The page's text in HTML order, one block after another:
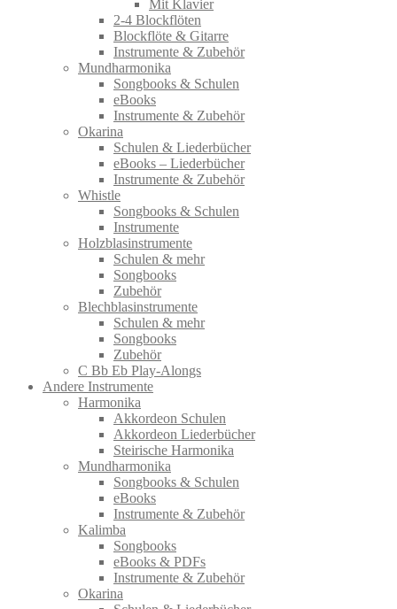
Mit Klavier
2-4 Blockflöten
Blockflöte & Gitarre
Instrumente & Zubehör
Mundharmonika
Songbooks & Schulen
eBooks
Instrumente & Zubehör
Okarina
Schulen & Liederbücher
eBooks – Liederbücher
Instrumente & Zubehör
Whistle
Songbooks & Schulen
Instrumente
Holzblasinstrumente
Schulen & mehr
Songbooks
Zubehör
Blechblasinstrumente
Schulen & mehr
Songbooks
Zubehör
C Bb Eb Play-Alongs
Andere Instrumente
Harmonika
Akkordeon Schulen
Akkordeon Liederbücher
Steirische Harmonika
Mundharmonika
Songbooks & Schulen
eBooks
Instrumente & Zubehör
Kalimba
Songbooks
eBooks & PDFs
Instrumente & Zubehör
Okarina